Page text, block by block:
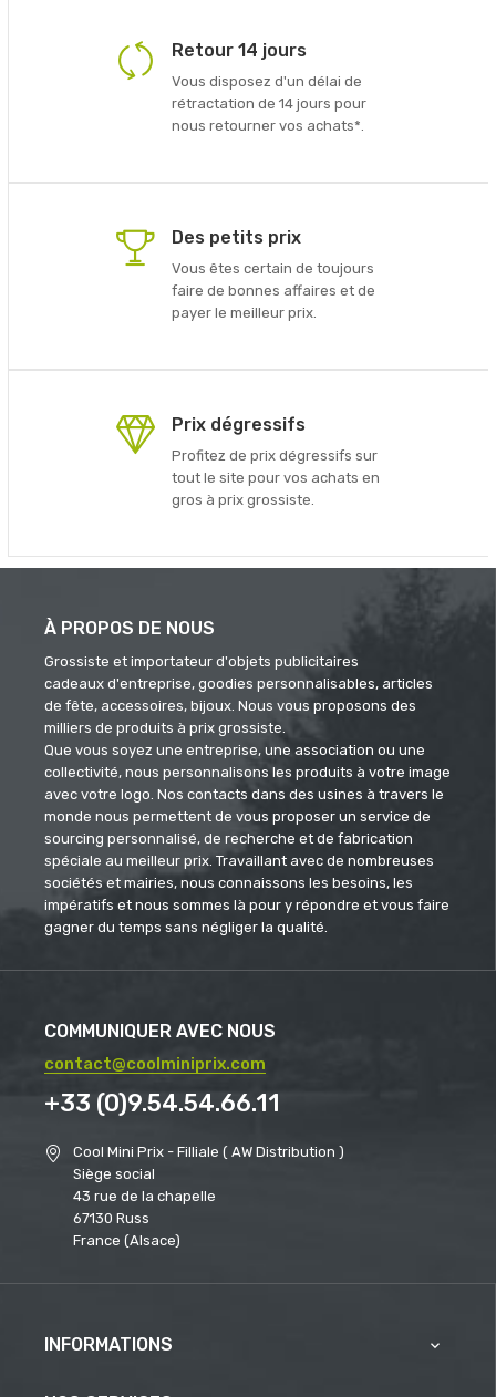
Retour 14 jours
Vous disposez d'un délai de
rétractation de 14 jours pour
nous retourner vos achats*.
Des petits prix
Vous êtes certain de toujours
faire de bonnes affaires et de
payer le meilleur prix.
Prix dégressifs
Profitez de prix dégressifs sur
tout le site pour vos achats en
gros à prix grossiste.
À PROPOS DE NOUS
Grossiste et importateur d'objets publicitaires
cadeaux d'entreprise, goodies personnalisables, articles
de fête, accessoires, bijoux. Nous vous proposons des
milliers de produits à prix grossiste.
Que vous soyez une entreprise, une association ou une
collectivité, nous personnalisons les produits à votre image
avec votre logo. Nos contacts dans des usines à travers le
monde nous permettent de vous proposer un service de
sourcing personnalisé, de recherche et de fabrication
spéciale au meilleur prix. Travaillant avec de nombreuses
sociétés et mairies, nous connaissons les besoins, les
impératifs et nous sommes là pour y répondre et vous faire
gagner du temps sans négliger la qualité.
COMMUNIQUER AVEC NOUS
contact@coolminiprix.com
+33 (0)9.54.54.66.11
Cool Mini Prix - Filliale ( AW Distribution )
Siège social
43 rue de la chapelle
67130 Russ
France (Alsace)
INFORMATIONS 